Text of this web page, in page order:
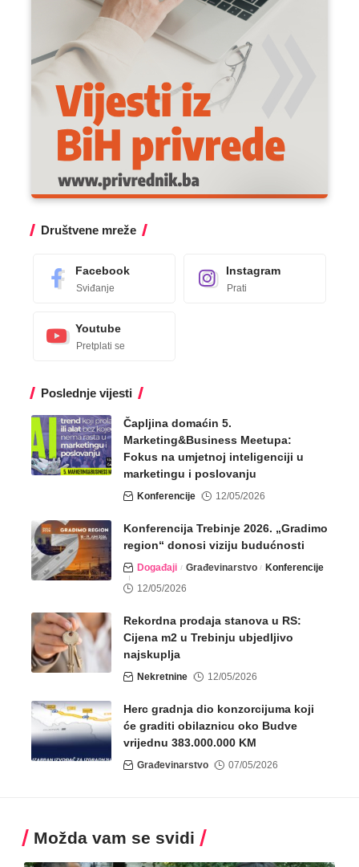
Društvene mreže
Facebook
Sviđanje
Instagram
Prati
Youtube
Pretplati se
Poslednje vijesti
Čapljina domaćin 5.
Marketing&Business Meetupa:
Fokus na umjetnoj inteligenciji u
marketingu i poslovanju
Konferencije 12/05/2026
Konferencija Trebinje 2026. „Gradimo
region“ donosi viziju budućnosti
Događaji Građevinarstvo
Konferencije
12/05/2026
Rekordna prodaja stanova u RS:
Cijena m2 u Trebinju ubjedljivo
najskuplja
Nekretnine 12/05/2026
Herc gradnja dio konzorcijuma koji
će graditi obilaznicu oko Budve
vrijednu 383.000.000 KM
Građevinarstvo 07/05/2026
Možda vam se svidi